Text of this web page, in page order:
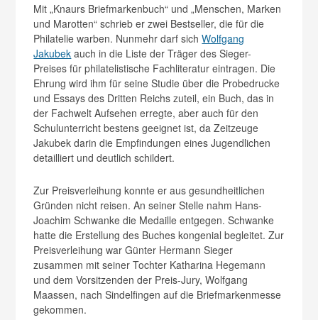
Mit „Knaurs Briefmarkenbuch“ und „Menschen, Marken
und Marotten“ schrieb er zwei Bestseller, die für die
Philatelie warben. Nunmehr darf sichWolfgang
Jakubek auch in die Liste der Träger des Sieger-
Preises für philatelistische Fachliteratur eintragen. Die
Ehrung wird ihm für seine Studie über die Probedrucke
und Essays des Dritten Reichs zuteil, ein Buch, das in
der Fachwelt Aufsehen erregte, aber auch für den
Schulunterricht bestens geeignet ist, da Zeitzeuge
Jakubek darin die Empfindungen eines Jugendlichen
detailliert und deutlich schildert.
Zur Preisverleihung konnte er aus gesundheitlichen
Gründen nicht reisen. An seiner Stelle nahm Hans-
Joachim Schwanke die Medaille entgegen. Schwanke
hatte die Erstellung des Buches kongenial begleitet. Zur
Preisverleihung war Günter Hermann Sieger
zusammen mit seiner Tochter Katharina Hegemann
und dem Vorsitzenden der Preis-Jury, Wolfgang
Maassen, nach Sindelfingen auf die Briefmarkenmesse
gekommen.